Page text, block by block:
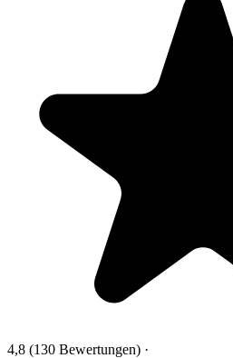
4,8 (130 Bewertungen) ·